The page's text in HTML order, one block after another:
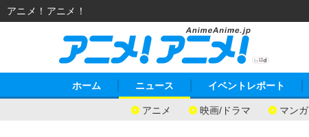
ホーム ニュース
アニメ 映画/ドラマ マンガ
イベントレポート
アニメ！アニメ！